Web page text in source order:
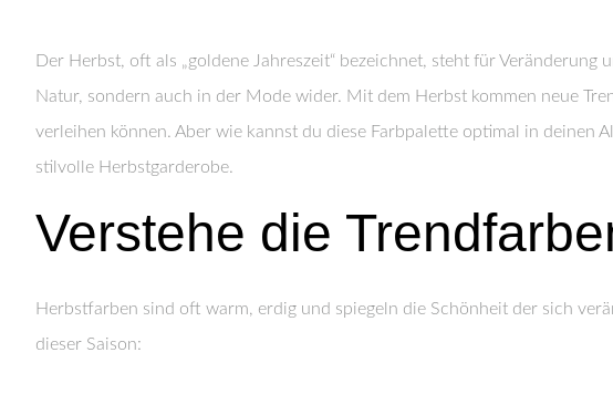
Der Herbst, oft als „goldene Jahreszeit“ bezeichnet, steht für
Natur, sondern auch in der Mode wider. Mit dem Herbst kommen neue
verleihen können. Aber wie kannst du diese Farbpalette optimal in deinen
stilvolle Herbstgarderobe.
Verstehe die
Herbstfarben sind oft warm, erdig und spiegeln die Schönheit der sich
dieser Saison: